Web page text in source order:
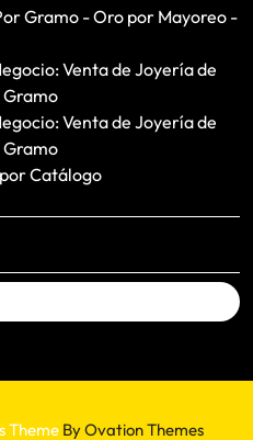
Gramo - Oro por Mayoreo -
Venta de Joyería de
Gramo
Venta de Joyería de
Gramo
Catálogo
ThemeBy Ovation Themes